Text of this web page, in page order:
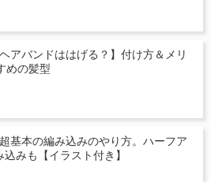
ヘアバンドははげる？】付け方＆メリ
めの髪型
基本の編み込みのやり方。ハーフア
込みも【イラスト付き】